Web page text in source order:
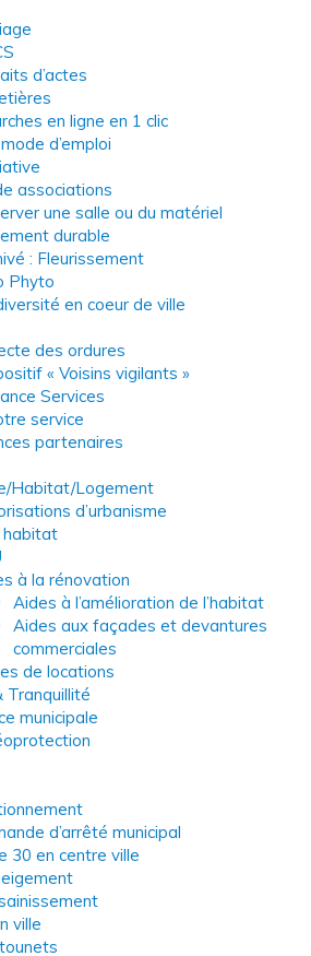
d’actes
en ligne en 1 clic
d’emploi
associations
une salle ou du matériel
durable
: Fleurissement
Phyto
en coeur de ville
des ordures
« Voisins vigilants »
Services
service
partenaires
Habitat/Logement
d’urbanisme
habitat
à la rénovation
Aides à l’amélioration de l’habitat
Aides aux façades et devantures
commerciales
de locations
Tranquillité
municipale
d’arrêté municipal
30 en centre ville
ville